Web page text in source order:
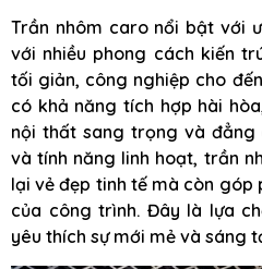
Trần nhôm caro nổi bật với
với nhiều phong cách kiến
tối giản, công nghiệp cho
có khả năng tích hợp hài
nội thất sang trọng và đẳng
và tính năng linh hoạt, trần
lại vẻ đẹp tinh tế mà còn góp
của công trình. Đây là lựa
yêu thích sự mới mẻ và sáng